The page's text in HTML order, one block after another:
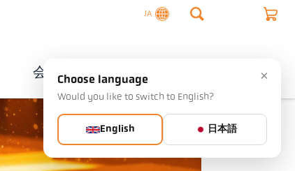
JA
会社概要 ×
Choose language
Would you like to switch to English?
English 日本語